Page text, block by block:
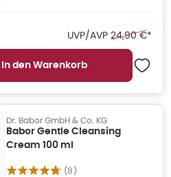
UVP/AVP Ehemaliger
24,90 €*
In den Warenkorb
Dr. Babor GmbH & Co. KG
Babor Gentle Cleansing
Cream 100 ml
(8)